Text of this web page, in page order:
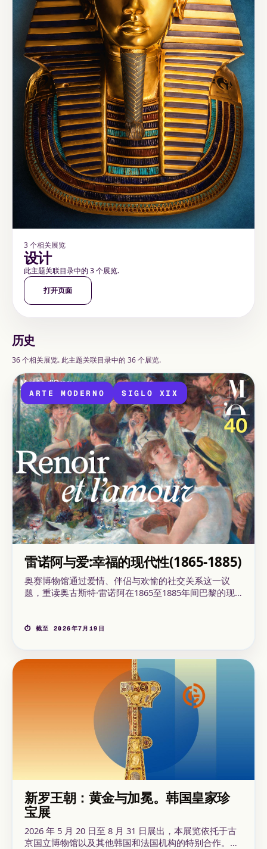
3 个相关展览
设计
此主题关联目录中的 3 个展览.
打开页面
历史
36 个相关展览. 此主题关联目录中的 36 个展览.
ARTE MODERNO SIGLO XIX
雷诺阿与爱:幸福的现代性(1865-1885)
奥赛博物馆通过爱情、伴侣与欢愉的社交关系这一议
题，重读奥古斯特·雷诺阿在1865至1885年间巴黎的现
⏱ 截至 2026年7月19日
新罗王朝：黄金与加冕。韩国皇家珍
宝展
2026 年 5 月 20 日至 8 月 31 日展出，本展览依托于古
京国立博物馆以及其他韩国和法国机构的特别合作。它